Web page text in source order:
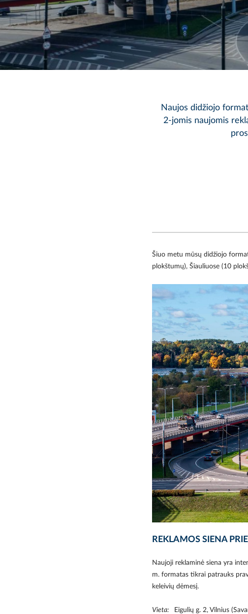
Naujos didžiojo
2-jomis naujomis
Šiuo metu mūsų didžiojo
plokštumų), Šiauliuose (10
REKLAMOS SIENA
Naujoji reklaminė siena yra
m. formatas tikrai patrauks
keleivių dėmesį.
Vieta: Eigulių g. 2, Vilnius